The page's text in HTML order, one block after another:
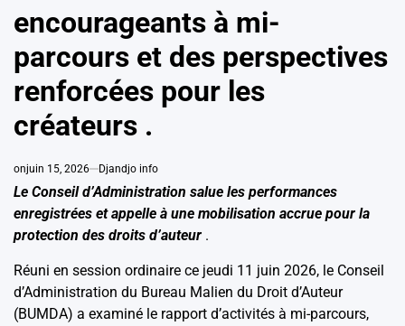
encourageants à mi-
parcours et des perspectives
renforcées pour les
créateurs .
onjuin 15, 2026 Djandjo info
Le Conseil d’Administration salue les performances
enregistrées et appelle à une mobilisation accrue pour la
protection des droits d’auteur .
Réuni en session ordinaire ce jeudi 11 juin 2026, le Conseil
d’Administration du Bureau Malien du Droit d’Auteur
(BUMDA) a examiné le rapport d’activités à mi-parcours,